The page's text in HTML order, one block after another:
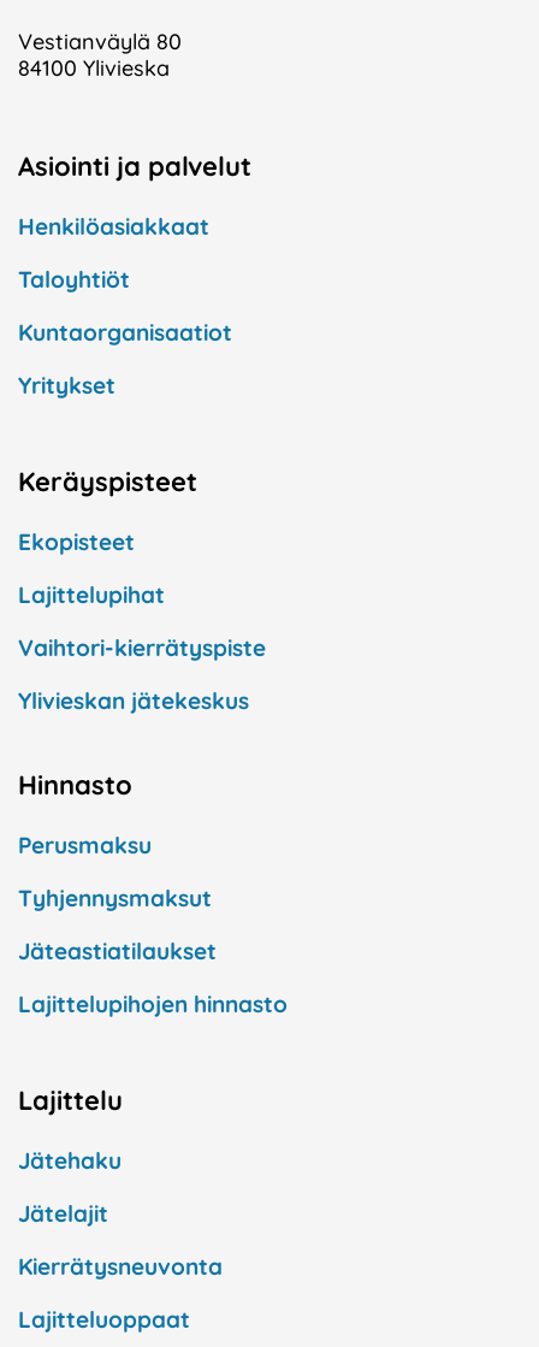
Vestianväylä 80
84100 Ylivieska
Asiointi ja palvelut
Henkilöasiakkaat
Taloyhtiöt
Kuntaorganisaatiot
Yritykset
Keräyspisteet
Ekopisteet
Lajittelupihat
Vaihtori-kierrätyspiste
Ylivieskan jätekeskus
Hinnasto
Perusmaksu
Tyhjennysmaksut
Jäteastiatilaukset
Lajittelupihojen hinnasto
Lajittelu
Jätehaku
Jätelajit
Kierrätysneuvonta
Lajitteluoppaat